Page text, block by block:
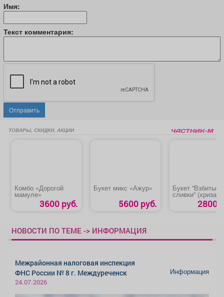
Имя:
Текст комментария:
Отправить
ТОВАРЫ, СКИДКИ, АКЦИИ
Комбо «Дорогой
мамуле»
3600 руб.
Букет микс «Ажур»
5600 руб.
Букет "Взбитые
сливки"
сортовая)2800
НОВОСТИ ПО ТЕМЕ -> ИНФОРМАЦИЯ
Межрайонная налоговая инспекция
ФНС России № 8 г. Междуреченск
24.07.2026
Информация